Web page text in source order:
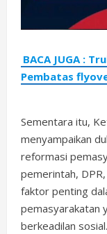
BACA JUGA :
Pembatas
Sementara itu,
menyampaikan
reformasi
pemerintah,
faktor penting
pemasyarakatan
berkeadilan sosial.